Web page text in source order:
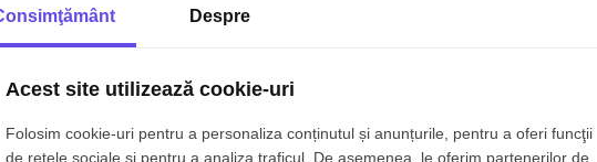
Parter
Despre
Acest site utilizează cookie-uri
Folosim cookie-uri pentru a personaliza conținutul și anunțurile, pentru a oferi funcţii
de rețele sociale și pentru a analiza traficul. De asemenea, le oferim partenerilor de